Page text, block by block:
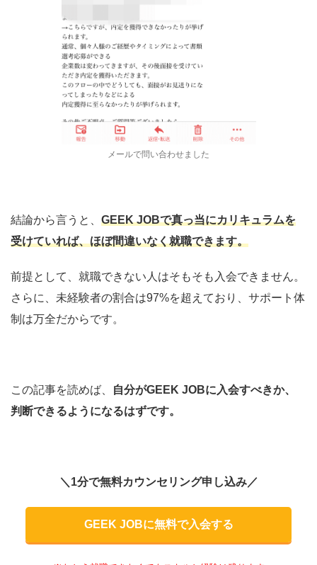
メールで問い合わせました
結論から言うと、 GEEK JOBで真っ当にカリキュラムを
受けていれば、ほぼ間違いなく就職できます。
前提として、就職できない人はそもそも入会できません。
さらに、未経験者の割合は97%を超えており、サポート体
制は万全だからです。
この記事を読めば、
自分がGEEK JOBに入会すべきか、
判断できるようになるはずです。
＼1分で無料カウンセリング申し込み／
GEEK JOBに無料で入会する